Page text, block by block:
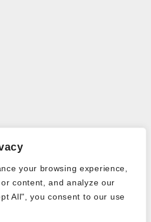
your browsing experience,
content, and analyze our
All", you consent to our use